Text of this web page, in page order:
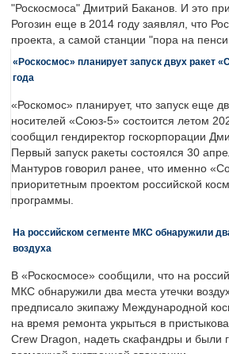
"Роскосмоса" Дмитрий Баканов. И это
Рогозин еще в 2014 году заявлял, что
проекта, а самой станции "пора на
«Роскосмос» планирует запуск двух ракет
года
«Роскомос» планирует, что запуск еще
носителей «Союз-5» состоится летом
сообщил гендиректор госкорпорации
Первый запуск ракеты состоялся 30
Мантуров говорил ранее, что именно
приоритетным проектом российской
программы.
На российском сегменте МКС обнаружили
воздуха
В «Роскосмосе» сообщили, что на
МКС обнаружили два места утечки
предписало экипажу Международной
на время ремонта укрыться в
Crew Dragon, надеть скафандры и были